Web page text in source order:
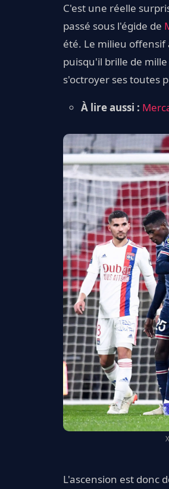
C'est une réelle
passé sous l'égide de
été. Le milieu
puisqu'il brille de
s'octroyer ses toutes
À lire aussi :
L'ascension est donc